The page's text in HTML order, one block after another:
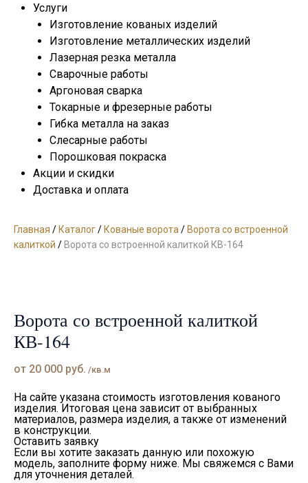
Услуги
Изготовление кованых изделий
Изготовление металлических изделий
Лазерная резка металла
Сварочные работы
Аргоновая сварка
Токарные и фрезерные работы
Гибка металла на заказ
Слесарные работы
Порошковая покраска
Акции и скидки
Доставка и оплата
Главная /Каталог/Кованые ворота /Ворота со встроенной
калиткой /Ворота со встроенной калиткой КВ-164
Ворота со встроенной калиткой
КВ-164
от 20 000 руб. /кв.м
На сайте указана стоимость изготовления кованого
изделия. Итоговая цена зависит от выбранных
материалов, размера изделия, а также от изменений
в конструкции.
Оставить заявку
Если вы хотите заказать данную или похожую
модель, заполните форму ниже. Мы свяжемся с Вами
для уточнения деталей.